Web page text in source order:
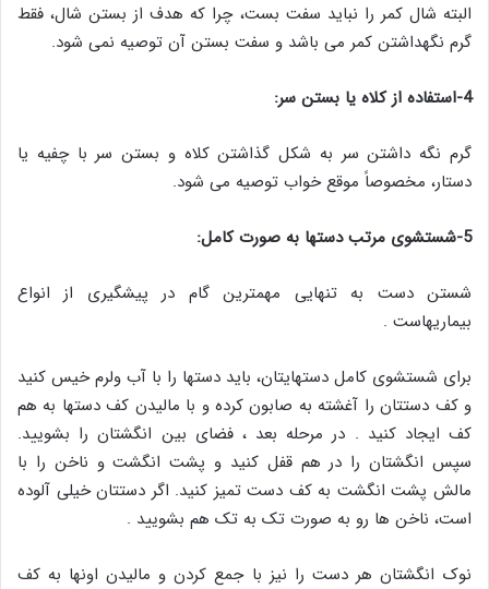
البته شال کمر را نباید سفت بست، چرا که هدف از بستن شال، فقط
گرم نگهداشتن کمر می باشد و سفت بستن آن توصیه نمی شود.
4-استفاده از کلاه یا بستن سر:
گرم نگه داشتن سر به شکل گذاشتن کلاه و بستن سر با چفیه یا
دستار، مخصوصاً موقع خواب توصیه می شود.
5-شستشوی مرتب دستها به صورت کامل:
شستن دست به تنهایی مهمترین گام در پیشگیری از انواع
بیماریهاست .
برای شستشوی کامل دستهایتان، باید دستها را با آب ولرم خیس کنید
و کف دستتان را آغشته به صابون کرده و با مالیدن کف دستها به هم
کف ایجاد کنید . در مرحله بعد ، فضای بین انگشتان را بشویید.
سپس انگشتان را در هم قفل کنید و پشت انگشت و ناخن را با
مالش پشت انگشت به کف دست تمیز کنید. اگر دستتان خیلی آلوده
است، ناخن ها رو به صورت تک به تک هم بشویید .
نوک انگشتان هر دست را نیز با جمع کردن و مالیدن اونها به کف